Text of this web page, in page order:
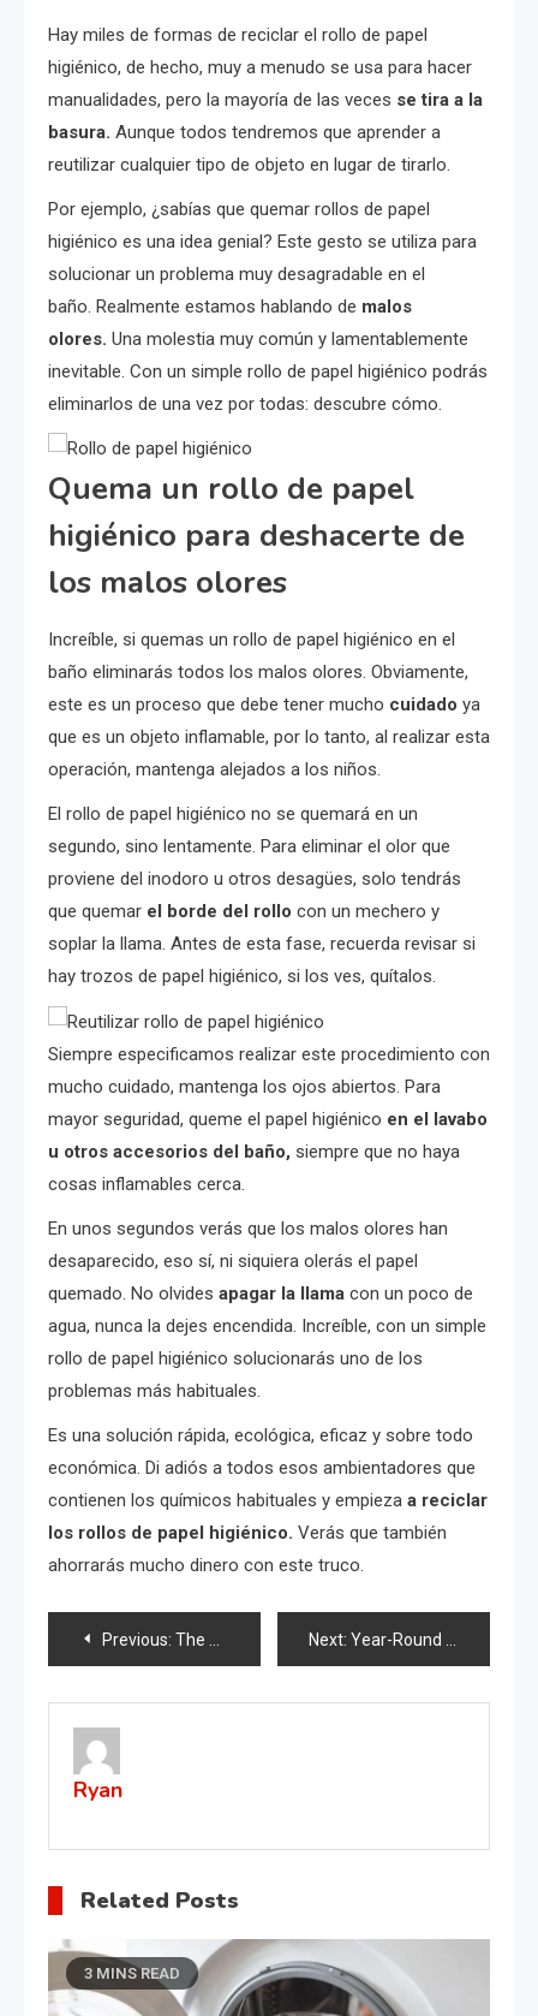
Hay miles de formas de reciclar el rollo de papel
higiénico, de hecho, muy a menudo se usa para hacer
manualidades, pero la mayoría de las veces se tira a la
basura. Aunque todos tendremos que aprender a
reutilizar cualquier tipo de objeto en lugar de tirarlo.
Por ejemplo, ¿sabías que quemar rollos de papel
higiénico es una idea genial? Este gesto se utiliza para
solucionar un problema muy desagradable en el
baño. Realmente estamos hablando de malos
olores. Una molestia muy común y lamentablemente
inevitable. Con un simple rollo de papel higiénico podrás
eliminarlos de una vez por todas: descubre cómo.
Quema un rollo de papel
higiénico para deshacerte de
los malos olores
Increíble, si quemas un rollo de papel higiénico en el
baño eliminarás todos los malos olores. Obviamente,
este es un proceso que debe tener mucho cuidado ya
que es un objeto inflamable, por lo tanto, al realizar esta
operación, mantenga alejados a los niños.
El rollo de papel higiénico no se quemará en un
segundo, sino lentamente. Para eliminar el olor que
proviene del inodoro u otros desagües, solo tendrás
que quemar el borde del rollo con un mechero y
soplar la llama. Antes de esta fase, recuerda revisar si
hay trozos de papel higiénico, si los ves, quítalos.
Siempre especificamos realizar este procedimiento con
mucho cuidado, mantenga los ojos abiertos. Para
mayor seguridad, queme el papel higiénico en el lavabo
u otros accesorios del baño, siempre que no haya
cosas inflamables cerca.
En unos segundos verás que los malos olores han
desaparecido, eso sí, ni siquiera olerás el papel
quemado. No olvides apagar la llama con un poco de
agua, nunca la dejes encendida. Increíble, con un simple
rollo de papel higiénico solucionarás uno de los
problemas más habituales.
Es una solución rápida, ecológica, eficaz y sobre todo
económica. Di adiós a todos esos ambientadores que
contienen los químicos habituales y empieza a reciclar
los rollos de papel higiénico. Verás que también
ahorrarás mucho dinero con este truco.
Post
navigation
Previous: The Benefits of Olive Leaves: A Natural Treasure Next: Year-Round Magnificence A Simple Remedy for Geranium Blooms! Are you eager to enjoy the vibrant beauty of geranium blooms throughout the
Ryan
Related Posts
3 MINS READ